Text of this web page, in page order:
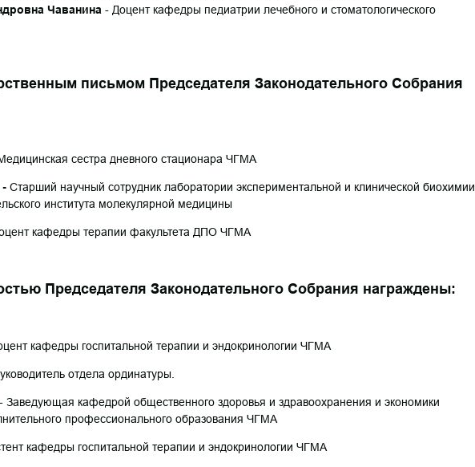
Чаванина - Доцент кафедры педиатрии лечебного и стоматологического
письмом Председателя Законодательного Собрания
сестра дневного стационара ЧГМА
- Старший научный сотрудник лаборатории экспериментальной и клинической биохимии
института молекулярной медицины
кафедры терапии факультета ДПО ЧГМА
Председателя Законодательного Собрания награждены:
кафедры госпитальной терапии и эндокринологии ЧГМА
отдела ординатуры.
- Заведующая кафедрой общественного здоровья и здравоохранения и экономики
профессионального образования ЧГМА
кафедры госпитальной терапии и эндокринологии ЧГМА